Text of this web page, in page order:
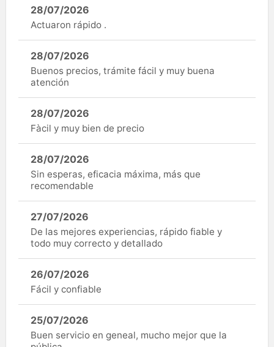
28/07/2026
Actuaron rápido .
28/07/2026
Buenos precios, trámite fácil y muy buena
atención
28/07/2026
Fàcil y muy bien de precio
28/07/2026
Sin esperas, eficacia máxima, más que
recomendable
27/07/2026
De las mejores experiencias, rápido fiable y
todo muy correcto y detallado
26/07/2026
Fácil y confiable
25/07/2026
Buen servicio en geneal, mucho mejor que la